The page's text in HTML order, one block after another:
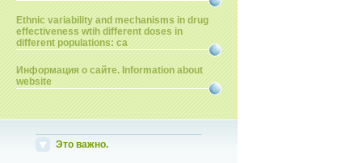
Ethnic variability and mechanisms in drug
effectiveness wtih different doses in
different populations: ca
Информация о сайте. Information about
website
Это важно.